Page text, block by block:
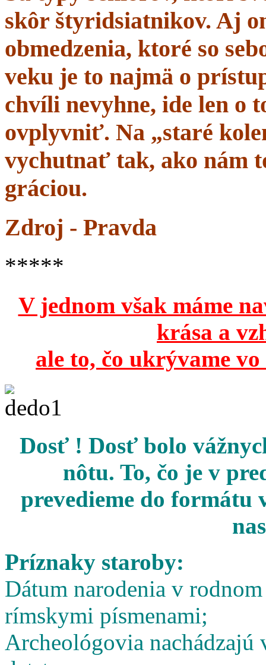
skôr štyridsiatnikov. Aj
obmedzenia, ktoré so
veku je to najmä o
chvíli nevyhne, ide len o
ovplyvniť. Na „staré
vychutnať tak, ako nám
gráciou.
Zdroj - Pravda
*****
V jednom však máme
krása a
ale to, čo ukrývame
Dosť ! Dosť bolo
nôtu. To, čo je v
prevedieme do formátu
Príznaky staroby:
Dátum narodenia v
rímskymi písmenami;
Archeológovia nachádzajú